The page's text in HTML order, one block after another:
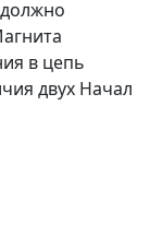
в цепь
двух Начал